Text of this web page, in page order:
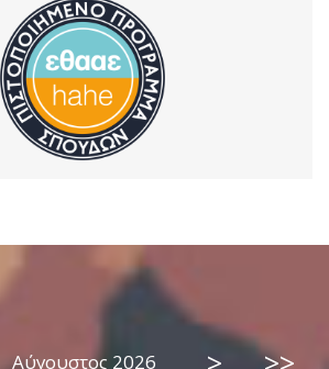
Αύγουστος 2026